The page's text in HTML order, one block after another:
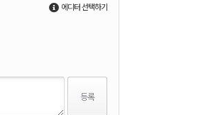
에디터 선택하기